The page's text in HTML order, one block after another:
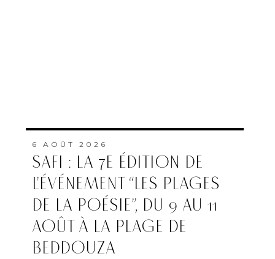
6 AOÛT 2026
SAFI : LA 7E ÉDITION DE
L’ÉVÉNEMENT “LES PLAGES
DE LA POÉSIE”, DU 9 AU 11
AOÛT À LA PLAGE DE
BEDDOUZA